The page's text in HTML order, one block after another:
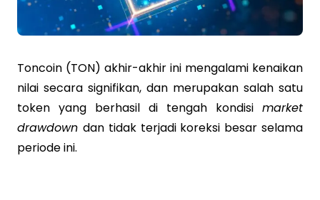
Toncoin (TON) akhir-akhir ini mengalami kenaikan
nilai secara signifikan, dan merupakan salah satu
token yang berhasil di tengah kondisi market
drawdown dan tidak terjadi koreksi besar selama
periode ini.